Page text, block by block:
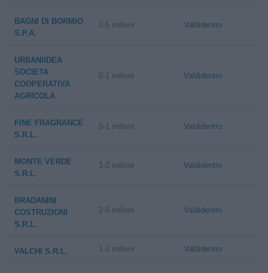
BAGNI DI BORMIO
S.P.A.
2-5 milioni Valdidentro
URBANIIDEA
SOCIETA
COOPERATIVA
AGRICOLA
0-1 milioni Valdidentro
FINE FRAGRANCE
S.R.L.
0-1 milioni Valdidentro
MONTE VERDE
S.R.L.
1-2 milioni Valdidentro
BRADANINI
COSTRUZIONI
S.R.L.
2-5 milioni Valdidentro
VALCHI S.R.L. 1-2 milioni Valdidentro